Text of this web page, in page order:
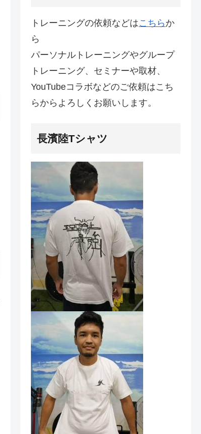
トレーニングの依頼などはこちら か
ら
パーソナルトレーニングやグループ
トレーニング、セミナーや取材、
YouTubeコラボなどのご依頼はこち
らからよろしくお願いします。
長濱陸Tシャツ